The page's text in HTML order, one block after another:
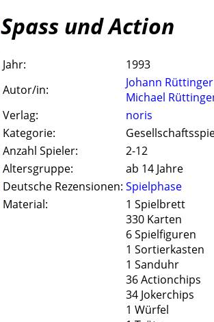
Spass und Action
Jahr:
1993
Autor/in:
Johann Rüttinger
Michael
Verlag:
noris
Kategorie:
Anzahl Spieler:
2-12
Altersgruppe:
ab 14 Jahre
Deutsche Rezensionen: Spielphase
Material:
1 Spielbrett
330 Karten
6 Spielfiguren
1 Sortierkasten
1 Sanduhr
36 Actionchips
34 Jokerchips
1 Würfel